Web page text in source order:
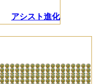
アシスト進化